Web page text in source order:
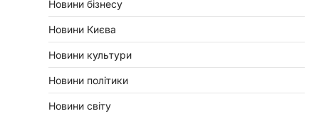
Новини бізнесу
Новини Києва
Новини культури
Новини політики
Новини світу